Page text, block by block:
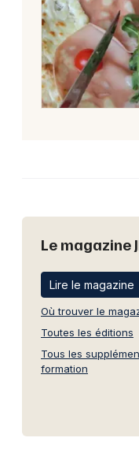
Le magazine
Lire le magazine
Où trouver le
Toutes les éditions
Tous les
formation